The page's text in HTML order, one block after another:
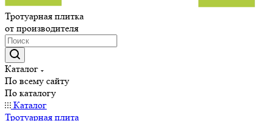
Тротуарная плитка
от производителя
Каталог
По всему сайту
По каталогу
Каталог
Тротуарная плита